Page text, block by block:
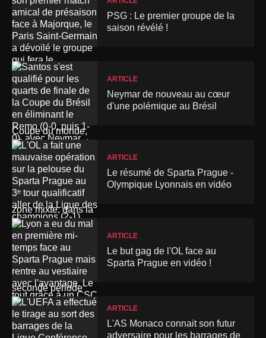
PSG : Le premier groupe de la
saison révélé !
ARTICLE
Neymar de nouveau au cœur
d'une polémique au Brésil
ARTICLE
Le résumé de Sparta Prague -
Olympique Lyonnais en vidéo
ARTICLE
Le but gag de l'OL face au
Sparta Prague en vidéo !
ARTICLE
L'AS Monaco connait son futur
adversaire pour les barrages de